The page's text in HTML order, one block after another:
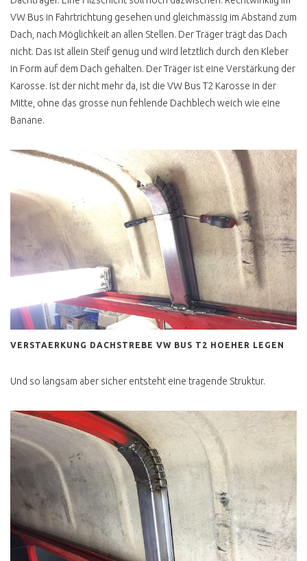
VW Bus in Fahrtrichtung gesehen und gleichmässig im Abstand zum
Dach, nach Möglichkeit an allen Stellen. Der Träger trägt das Dach
nicht. Das ist allein Steif genug und wird letztlich durch den Kleber
in Form auf dem Dach gehalten. Der Träger ist eine Verstärkung der
Karosse. Ist der nicht mehr da, ist die VW Bus T2 Karosse in der
Mitte, ohne das grosse nun fehlende Dachblech weich wie eine
Banane.
VERSTAERKUNG DACHSTREBE VW BUS T2 HOEHER LEGEN
Und so langsam aber sicher entsteht eine tragende Struktur.